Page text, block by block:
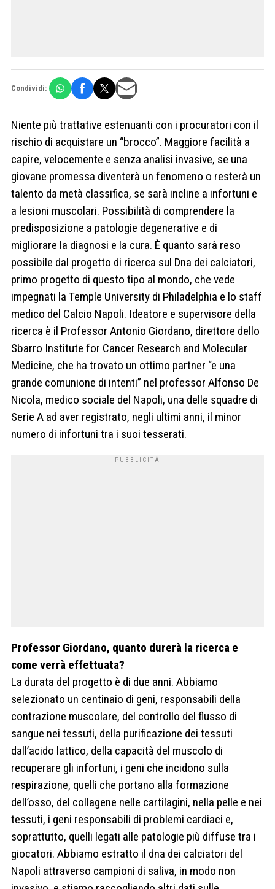
Condividi:
Niente più trattative estenuanti con i procuratori con il
rischio di acquistare un “brocco”. Maggiore facilità a
capire, velocemente e senza analisi invasive, se una
giovane promessa diventerà un fenomeno o resterà un
talento da metà classifica, se sarà incline a infortuni e
a lesioni muscolari. Possibilità di comprendere la
predisposizione a patologie degenerative e di
migliorare la diagnosi e la cura. È quanto sarà reso
possibile dal progetto di ricerca sul Dna dei calciatori,
primo progetto di questo tipo al mondo, che vede
impegnati la Temple University di Philadelphia e lo staff
medico del Calcio Napoli. Ideatore e supervisore della
ricerca è il Professor Antonio Giordano, direttore dello
Sbarro Institute for Cancer Research and Molecular
Medicine, che ha trovato un ottimo partner “e una
grande comunione di intenti” nel professor Alfonso De
Nicola, medico sociale del Napoli, una delle squadre di
Serie A ad aver registrato, negli ultimi anni, il minor
numero di infortuni tra i suoi tesserati.
Professor Giordano, quanto durerà la ricerca e
come verrà effettuata?
La durata del progetto è di due anni. Abbiamo
selezionato un centinaio di geni, responsabili della
contrazione muscolare, del controllo del flusso di
sangue nei tessuti, della purificazione dei tessuti
dall’acido lattico, della capacità del muscolo di
recuperare gli infortuni, i geni che incidono sulla
respirazione, quelli che portano alla formazione
dell’osso, del collagene nelle cartilagini, nella pelle e nei
tessuti, i geni responsabili di problemi cardiaci e,
soprattutto, quelli legati alle patologie più diffuse tra i
giocatori. Abbiamo estratto il dna dei calciatori del
Napoli attraverso campioni di saliva, in modo non